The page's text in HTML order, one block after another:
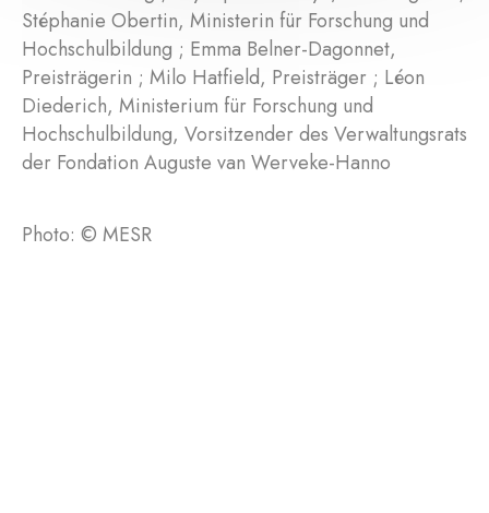
Stéphanie Obertin, Ministerin für Forschung und
Hochschulbildung ; Emma Belner-Dagonnet,
Preisträgerin ; Milo Hatfield, Preisträger ; Léon
Diederich, Ministerium für Forschung und
Hochschulbildung, Vorsitzender des Verwaltungsrats
der Fondation Auguste van Werveke-Hanno
Photo: © MESR